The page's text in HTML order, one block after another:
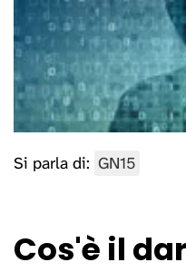
Si parla di: GN15
Cos'è il